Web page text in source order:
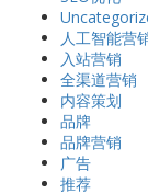
人工智能营
入站营销
全渠道营销
内容策划
品牌
品牌营销
广告
推荐